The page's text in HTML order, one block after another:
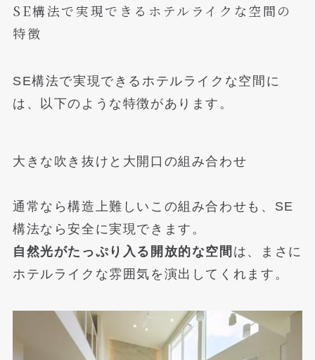
SE構法で実現できるホテルライクな空間の
特徴
SE構法で実現できるホテルライクな空間に
は、以下のような特徴があります。
大きな吹き抜けと大開口の組み合わせ
通常なら構造上難しいこの組み合わせも、SE
構法なら安全に実現できます。
自然光がたっぷり入る開放的な空間 は、まさに
ホテルライクな雰囲気を演出してくれます。